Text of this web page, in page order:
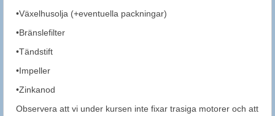
•Växelhusolja (+eventuella packningar)
•Bränslefilter
•Tändstift
•Impeller
•Zinkanod
Observera att vi under kursen inte fixar trasiga motorer och att